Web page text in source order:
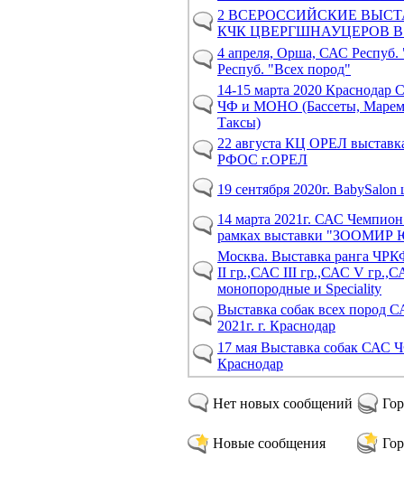
2 ВСЕРОССИЙСКИЕ
КЧК ЦВЕРГШНАУЦЕРОВ
4 апреля, Орша, САС
Респуб. "Всех пород"
14-15 марта 2020
ЧФ и МОНО (Бассеты,
Таксы)
22 августа КЦ ОРЕЛ
РФОС г.ОРЕЛ
19 сентября 2020г.
14 марта 2021г. САС
рамках выставки
Москва. Выставка ранга
II гр.,САС III гр.,САС V
монопородные и Speciality
Выставка собак всех пород
2021г. г. Краснодар
17 мая Выставка собак
Краснодар
Нет новых сообщений
Новые сообщения